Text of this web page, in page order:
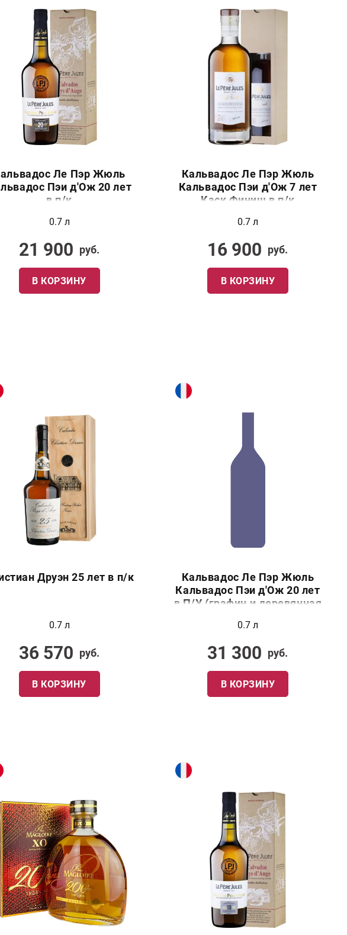
Ле Пэр Жюль
Пэи д'Ож 20 лет
в п/к
0.7 л
21 900 руб.
В КОРЗИНУ
Кальвадос Ле Пэр Жюль
Кальвадос Пэи д'Ож 7 лет
Каск Финиш в п/к
0.7 л
16 900 руб.
В КОРЗИНУ
Друэн 25 лет в п/к
0.7 л
36 570 руб.
В КОРЗИНУ
Кальвадос Ле Пэр Жюль
Кальвадос Пэи д'Ож 20 лет
в П/У (графин и деревянная
0.7 л
31 300 руб.
В КОРЗИНУ